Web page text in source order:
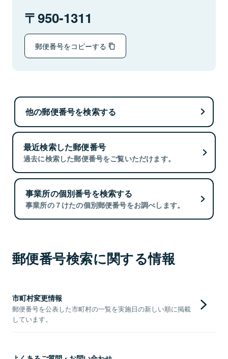
950-1311
郵便番号をコピーする
他の郵便番号を検索する
最近検索した郵便番号
過去に検索した郵便番号をご覧いただけます。
事業所の個別番号を検索する
事業所の７けたの個別郵便番号をお調べします。
郵便番号検索に関する情報
市町村変更情報
郵便番号を公表した市町村の一覧を実施日の新しい順に掲載
しています。